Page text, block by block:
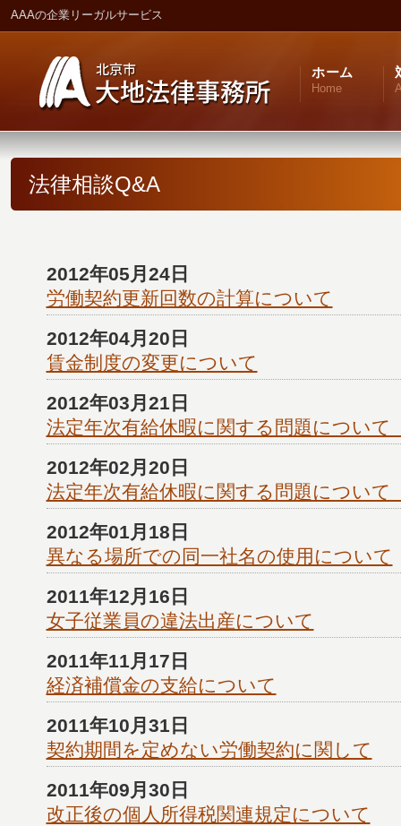
AAAの企業リーガルサービス
ホーム
Home
法律相談Q&A
2012年05月24日
労働契約更新回数の計算について
2012年04月20日
賃金制度の変更について
2012年03月21日
法定年次有給休暇に関する問題について
2012年02月20日
法定年次有給休暇に関する問題について
2012年01月18日
異なる場所での同一社名の使用について
2011年12月16日
女子従業員の違法出産について
2011年11月17日
経済補償金の支給について
2011年10月31日
契約期間を定めない労働契約に関して
2011年09月30日
改正後の個人所得税関連規定について